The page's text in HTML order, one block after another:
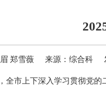
郑雪薇 来源：综合科
全市上下深入学习贯彻党的